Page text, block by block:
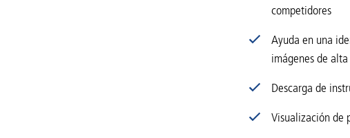
competidores
Ayuda en una
imágenes de
Descarga de
Visualización de